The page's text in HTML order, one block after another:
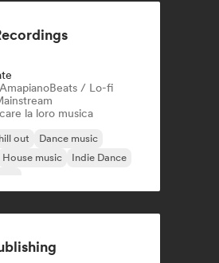
Beats / Lo-fi
la loro musica
out
Dance music
House music
Indie Dance